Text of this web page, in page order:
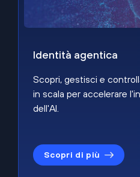
Identità agentica
Scopri, gestisci e
in scala per accelerare
dell'AI.
Scopri di più